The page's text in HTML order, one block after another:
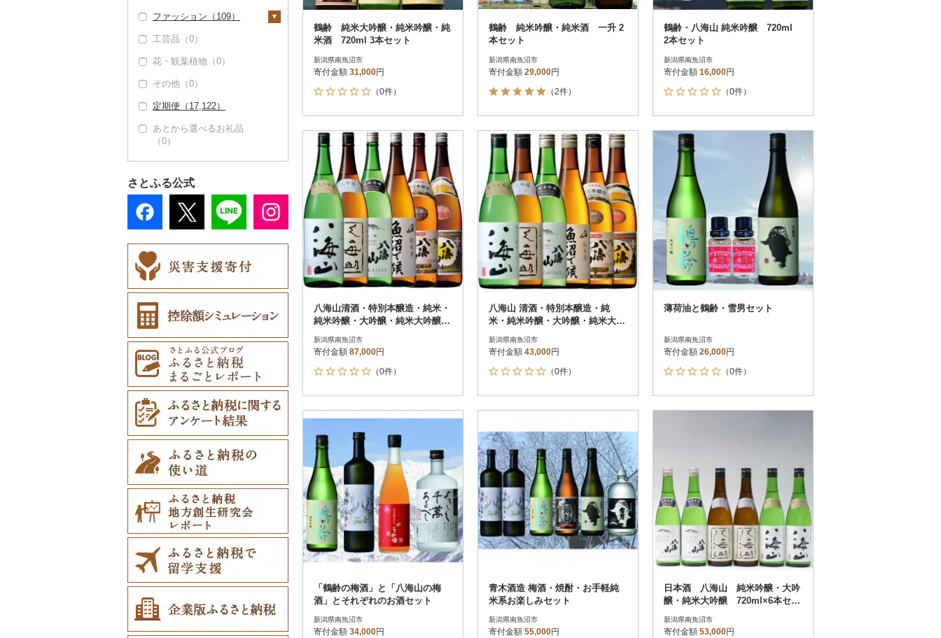
煎餅・おかき（0）
羊羹（0）
饅頭（1）
大福（0）
その他和菓子（259）
豆腐（1）
納豆（0）
漬物（17）
梅干（0）
キムチ（0）
その他漬物（17）
缶詰・瓶詰（7）
肉（0）
魚（0）
果物（0）
ジャム（0）
（7）
乾物（0）
燻製（スモーク）
その他加工品（79）
こしょう（0）
その他調味料（4）
水族館（0）
動物園（0）
釣り（0）
ダイビング（0）
スキーチケット・リフ
ゴルフプレー券（0）
花火大会チケット
（0）
カタログギフト（0）
その他体験・チケット
タオル（0）
文房具・印鑑（0）
食器（1）
グラス・カップ（1）
タンブラー（0）
箸（0）
ナイフ（0）
皿・椀（0）
弁当箱（0）
その他食器（0）
キッチン用品（0）
日用品（64）
洗剤（0）
（0）
ティッシュ（0）
その他日用品（64）
楽器・器材（0）
（0）
ご当地キャラクター
（0）
ベビー用品（0）
ペット用品（0）
防災グッズ（0）
その他雑貨（6）
釣り（0）
サイクリング（0）
アウトドア・キャンプ
ファッション（109）
鞄・バッグ（0）
洋服（0）
和服（0）
靴・履物（109）
靴・シューズ（0）
（109）
その他靴・履物（0）
アクセサリー（0）
工芸品（0）
花・観葉植物（0）
その他（0）
定期便（17,122）
あとから選べるお礼品
（0）
さとふる公式
鶴齢 純米大吟醸・純米吟醸・純
米酒 720ml 3本セット
新潟県南魚沼市
寄付金額 31,000円
（0件）
鶴齢 純米吟醸・純米酒 一升 2
本セット
新潟県南魚沼市
寄付金額 29,000円
（2件）
鶴齢・八海山 純米吟醸 720ml
2本セット
新潟県南魚沼市
寄付金額 16,000円
（0件）
八海山清酒・特別本醸造・純米・
純米吟醸・大吟醸・純米大吟醸18
新潟県南魚沼市
寄付金額 87,000円
（0件）
八海山 清酒・特別本醸造・純
米・純米吟醸・大吟醸・純米大吟
新潟県南魚沼市
寄付金額 43,000円
（0件）
薄荷油と鶴齢・雪男セット
新潟県南魚沼市
寄付金額 26,000円
（0件）
「鶴齢の梅酒」と「八海山の梅
酒」とそれぞれのお酒セット
新潟県南魚沼市
寄付金額 34,000円
青木酒造 梅酒・焼酎・お手軽純
米系お楽しみセット
新潟県南魚沼市
寄付金額 55,000円
日本酒 八海山 純米吟醸・大吟
醸・純米大吟醸 720ml×6本セッ
新潟県南魚沼市
寄付金額 53,000円